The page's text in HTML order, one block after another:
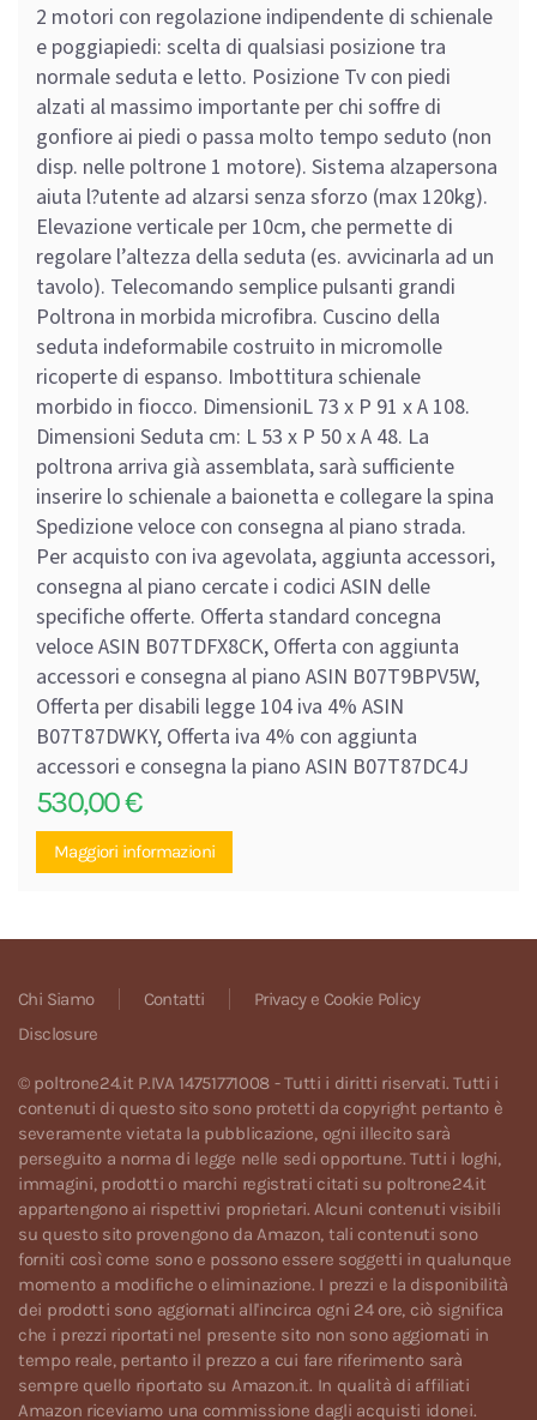
2 motori con regolazione indipendente di schienale
e poggiapiedi: scelta di qualsiasi posizione tra
normale seduta e letto. Posizione Tv con piedi
alzati al massimo importante per chi soffre di
gonfiore ai piedi o passa molto tempo seduto (non
disp. nelle poltrone 1 motore). Sistema alzapersona
aiuta l?utente ad alzarsi senza sforzo (max 120kg).
Elevazione verticale per 10cm, che permette di
regolare l’altezza della seduta (es. avvicinarla ad un
tavolo). Telecomando semplice pulsanti grandi
Poltrona in morbida microfibra. Cuscino della
seduta indeformabile costruito in micromolle
ricoperte di espanso. Imbottitura schienale
morbido in fiocco. DimensioniL 73 x P 91 x A 108.
Dimensioni Seduta cm: L 53 x P 50 x A 48. La
poltrona arriva già assemblata, sarà sufficiente
inserire lo schienale a baionetta e collegare la spina
Spedizione veloce con consegna al piano strada.
Per acquisto con iva agevolata, aggiunta accessori,
consegna al piano cercate i codici ASIN delle
specifiche offerte. Offerta standard concegna
veloce ASIN B07TDFX8CK, Offerta con aggiunta
accessori e consegna al piano ASIN B07T9BPV5W,
Offerta per disabili legge 104 iva 4% ASIN
B07T87DWKY, Offerta iva 4% con aggiunta
accessori e consegna la piano ASIN B07T87DC4J
530,00€
Maggiori informazioni
Chi Siamo Contatti
Privacy e Cookie Policy
Disclosure
© poltrone24.it P.IVA 14751771008 - Tutti i diritti riservati. Tutti i
contenuti di questo sito sono protetti da copyright pertanto è
severamente vietata la pubblicazione, ogni illecito sarà
perseguito a norma di legge nelle sedi opportune. Tutti i loghi,
immagini, prodotti o marchi registrati citati su poltrone24.it
appartengono ai rispettivi proprietari. Alcuni contenuti visibili
su questo sito provengono da Amazon, tali contenuti sono
forniti così come sono e possono essere soggetti in qualunque
momento a modifiche o eliminazione. I prezzi e la disponibilità
dei prodotti sono aggiornati all'incirca ogni 24 ore, ciò significa
che i prezzi riportati nel presente sito non sono aggiornati in
tempo reale, pertanto il prezzo a cui fare riferimento sarà
sempre quello riportato su Amazon.it. In qualità di affiliati
Amazon riceviamo una commissione dagli acquisti idonei.